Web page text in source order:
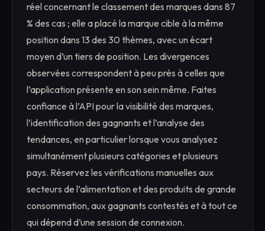
réel concernant le classement des marques dans 87
% des cas ; elle a placé la marque cible à la même
position dans 13 des 30 thèmes, avec un écart
moyen d’un tiers de position. Les divergences
observées correspondent à peu près à celles que
l’application présente en son sein même. Faites
confiance à l’API pour la visibilité des marques,
l’identification des gagnants et l’analyse des
tendances, en particulier lorsque vous analysez
simultanément plusieurs catégories et plusieurs
pays. Réservez les vérifications manuelles aux
secteurs de l’alimentation et des produits de grande
consommation, aux gagnants contestés et à tout ce
qui dépend d’une session de connexion.